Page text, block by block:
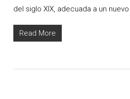
del siglo XIX, adecuada a un
Read More